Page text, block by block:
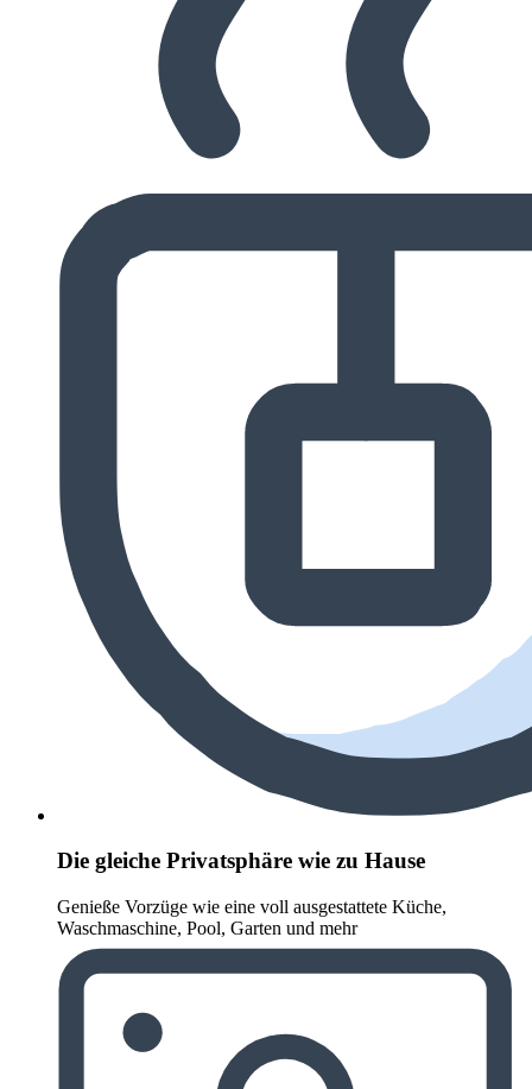
Die gleiche Privatsphäre wie zu Hause
Genieße Vorzüge wie eine voll ausgestattete Küche,
Waschmaschine, Pool, Garten und mehr